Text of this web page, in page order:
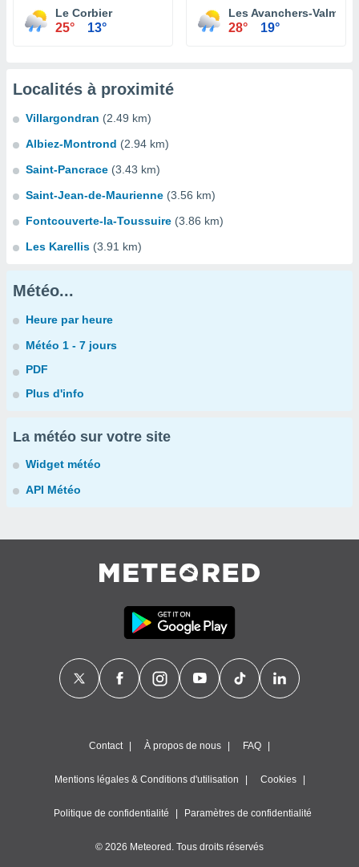
Le Corbier
25° 13°
Les Avanchers-Valmorel
28° 19°
Localités à proximité
Villargondran (2.49 km)
Albiez-Montrond (2.94 km)
Saint-Pancrace (3.43 km)
Saint-Jean-de-Maurienne (3.56 km)
Fontcouverte-la-Toussuire (3.86 km)
Les Karellis (3.91 km)
Météo...
Heure par heure
Météo 1 - 7 jours
PDF
Plus d'info
La météo sur votre site
Widget météo
API Météo
Contact À propos de nous FAQ
Mentions légales & Conditions d'utilisation Cookies
Politique de confidentialité Paramètres de confidentialité
© 2026 Meteored. Tous droits réservés